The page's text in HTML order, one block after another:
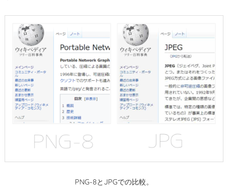
ケ：
G
I
F
は
ど
う
な
際
PNG-8とJPGでの比較。